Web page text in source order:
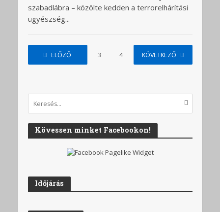
szabadlábra – közölte kedden a terrorelhárítási
ügyészség...
ELŐZŐ
1 3 4 … 72
KÖVETKEZŐ
Kövessen minket Facebookon!
Időjárás